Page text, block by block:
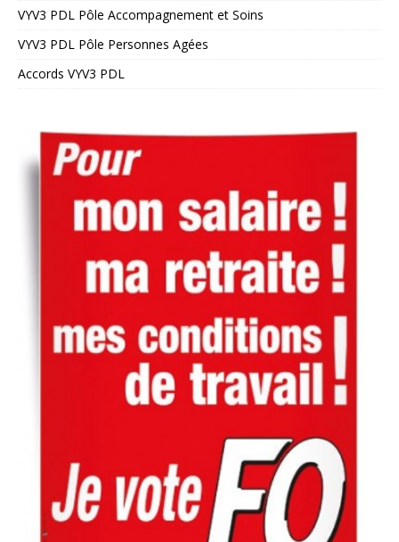
VYV3 PDL Pôle Accompagnement et Soins
VYV3 PDL Pôle Personnes Agées
Accords VYV3 PDL